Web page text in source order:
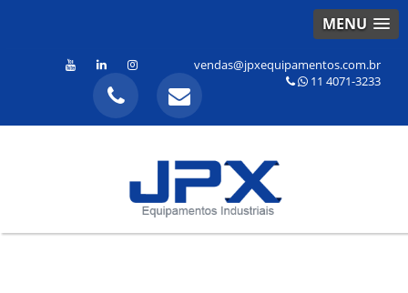
MENU
vendas@jpxequipamentos.com.br
11 4071-3233